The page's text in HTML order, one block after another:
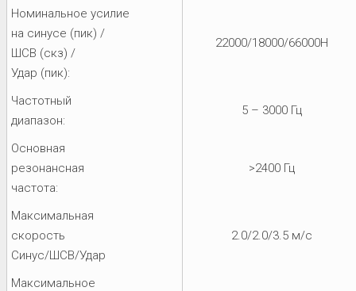
Номинальное усилие
на синусе (пик) /
ШСВ (скз) /
Удар (пик):
22000/18000/66000Н
Частотный
диапазон:
5 – 3000 Гц
Основная
резонансная
частота:
>2400 Гц
Максимальная
скорость
Синус/ШСВ/Удар
2.0/2.0/3.5 м/с
Максимальное